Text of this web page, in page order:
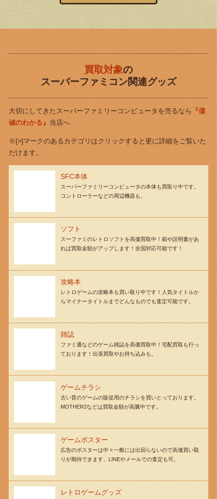
買取対象の
スーパーファミコン関連グッズ
大切にしてきたスーパーファミリーコンピュータを売るなら
『価
値のわかる』 当店へ
※[>]マークのあるカテゴリはクリックすると更に詳細をご覧いた
だけます。
SFC本体
スーパーファミリーコンピュータの本体も買取り中です。
コントローラーなどの周辺機器も。
ソフト
スーファミのレトロソフトを高価買取中！箱や説明書があ
れば買取金額がアップします！全国対応可能です！
攻略本
レトロゲームの攻略本も買い取り中です！人気タイトルか
らマイナータイトルまでどんなものでも査定可能です。
雑誌
ファミ通などのゲーム雑誌を高価買取中！宅配買取も行っ
ております！出張買取やお持ち込みも。
ゲームチラシ
古い昔のゲームの販促用のチラシを買いとっております。
MOTHER2などは買取金額が高騰中です。
ゲームポスター
広告のポスターは中々一般には出回らないので高価買い取
りが期待できます。LINEやメールでの査定も可。
レトロゲームグッズ